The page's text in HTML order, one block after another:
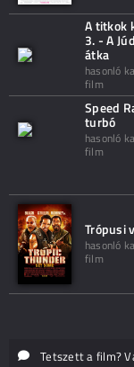
A titkok
3. - A
átka
hasonló
film
Speed
turbó
hasonló
film
Trópusi
hasonló
film
Tetszett a film?